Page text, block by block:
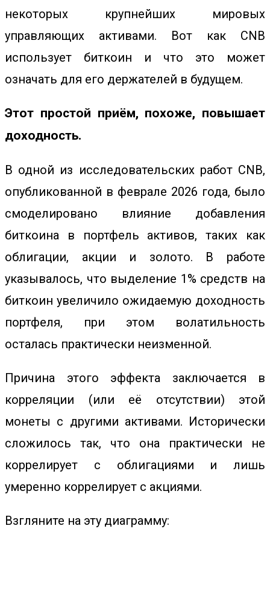
некоторых крупнейших мировых
управляющих активами. Вот как CNB
использует биткоин и что это может
означать для его держателей в будущем.
Этот простой приём, похоже, повышает
доходность.
В одной из исследовательских работ CNB,
опубликованной в феврале 2026 года, было
смоделировано влияние добавления
биткоина в портфель активов, таких как
облигации, акции и золото. В работе
указывалось, что выделение 1% средств на
биткоин увеличило ожидаемую доходность
портфеля, при этом волатильность
осталась практически неизменной.
Причина этого эффекта заключается в
корреляции (или её отсутствии) этой
монеты с другими активами. Исторически
сложилось так, что она практически не
коррелирует с облигациями и лишь
умеренно коррелирует с акциями.
Взгляните на эту диаграмму: